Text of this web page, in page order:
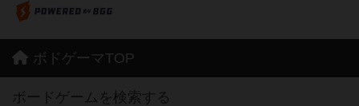
ボドゲーマTOP
ボードゲームを検索する